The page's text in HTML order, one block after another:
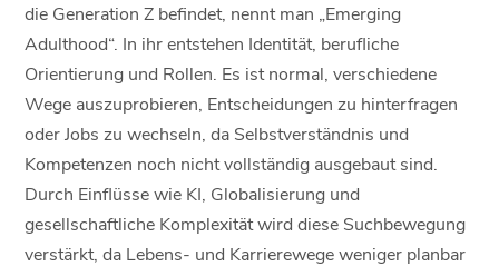
die Generation Z befindet, nennt man „Emerging
Adulthood“. In ihr entstehen Identität, berufliche
Orientierung und Rollen. Es ist normal, verschiedene
Wege auszuprobieren, Entscheidungen zu hinterfragen
oder Jobs zu wechseln, da Selbstverständnis und
Kompetenzen noch nicht vollständig ausgebaut sind.
Durch Einflüsse wie KI, Globalisierung und
gesellschaftliche Komplexität wird diese Suchbewegung
verstärkt, da Lebens- und Karrierewege weniger planbar